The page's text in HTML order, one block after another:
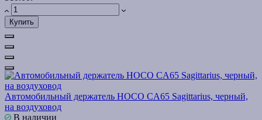
Купить
Автомобильный держатель HOCO CA65 Sagittarius, черный,
на воздуховод
В наличии